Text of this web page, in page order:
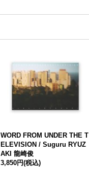
WORD FROM UNDER THE T
ELEVISION / Suguru RYUZ
AKI 龍崎俊
3,850円(税込)